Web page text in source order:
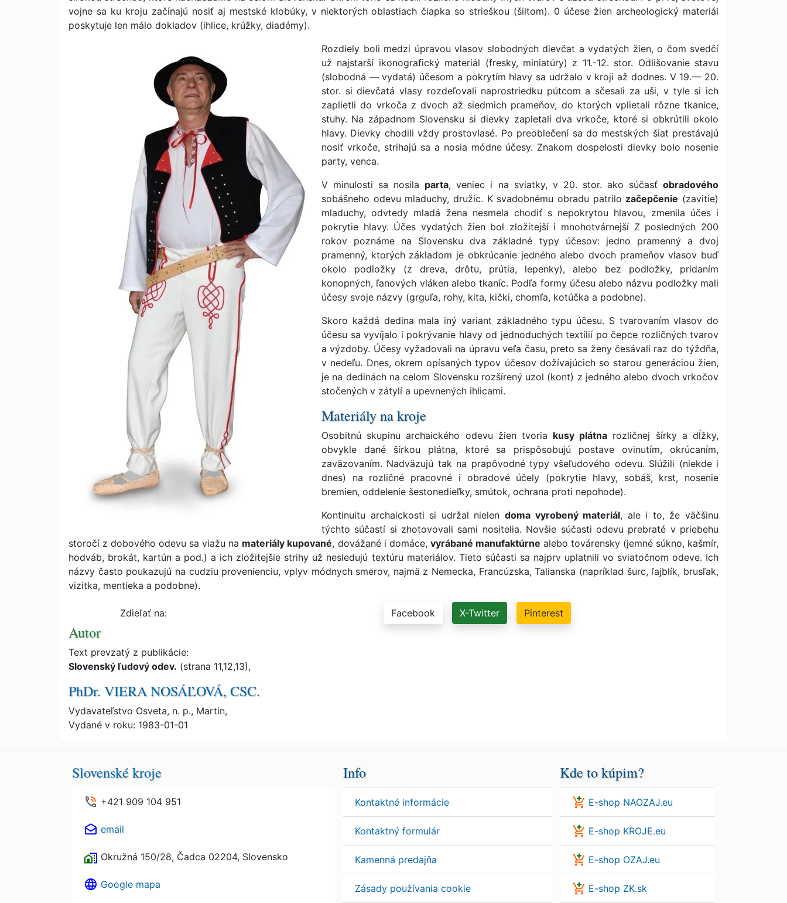
vojne sa ku kroju začínajú nosiť aj mestské klobúky, v niektorých oblastiach čiapka so strieškou (šiltom). 0 účese žien archeologický materiál
poskytuje len málo dokladov (ihlice, krúžky, diadémy).
Rozdiely boli medzi úpravou vlasov slobodných dievčat a vydatých žien, o čom svedčí
už najstarší ikonografický materiál (fresky, miniatúry) z 11.-12. stor. Odlišovanie stavu
(slobodná — vydatá) účesom a pokrytím hlavy sa udržalo v kroji až dodnes. V 19.— 20.
stor. si dievčatá vlasy rozdeľovali naprostriedku pútcom a sčesali za uši, v tyle si ich
zaplietli do vrkoča z dvoch až siedmich prameňov, do ktorých vplietali rôzne tkanice,
stuhy. Na západnom Slovensku si dievky zapletali dva vrkoče, ktoré si obkrútili okolo
hlavy. Dievky chodili vždy prostovlasé. Po preoblečení sa do mestských šiat prestávajú
nosiť vrkoče, strihajú sa a nosia módne účesy. Znakom dospelosti dievky bolo nosenie
party, venca.
V minulosti sa nosila parta, veniec i na sviatky, v 20. stor. ako súčasťobradového
sobášneho odevu mladuchy, družíc. K svadobnému obradu patrilo začepčenie (zavitie)
mladuchy, odvtedy mladá žena nesmela chodiť s nepokrytou hlavou, zmenila účes i
pokrytie hlavy. Účes vydatých žien bol zložitejší i mnohotvárnejší Z posledných 200
rokov poznáme na Slovensku dva základné typy účesov: jedno pramenný a dvoj
pramenný, ktorých základom je obkrúcanie jedného alebo dvoch prameňov vlasov buď
okolo podložky (z dreva, drôtu, prútia, lepenky), alebo bez podložky, pridaním
konopných, ľanových vláken alebo tkaníc. Podľa formy účesu alebo názvu podložky mali
účesy svoje názvy (grguľa, rohy, kita, kički, chomľa, kotúčka a podobne).
Skoro každá dedina mala iný variant základného typu účesu. S tvarovaním vlasov do
účesu sa vyvíjalo i pokrývanie hlavy od jednoduchých textílií po čepce rozličných tvarov
a výzdoby. Účesy vyžadovali na úpravu veľa času, preto sa ženy česávali raz do týždňa,
v nedeľu. Dnes, okrem opísaných typov účesov dožívajúcich so starou generáciou žien,
je na dedinách na celom Slovensku rozšírený uzol (kont) z jedného alebo dvoch vrkočov
stočených v zátylí a upevnených ihlicami.
Materiály na kroje
Osobitnú skupinu archaického odevu žien tvoria kusy plátna rozličnej šírky a dĺžky,
obvykle dané šírkou plátna, ktoré sa prispôsobujú postave ovinutím, okrúcaním,
zaväzovaním. Nadväzujú tak na prapôvodné typy všeľudového odevu. Slúžili (niekde i
dnes) na rozličné pracovné i obradové účely (pokrytie hlavy, sobáš, krst, nosenie
bremien, oddelenie šestonedieľky, smútok, ochrana proti nepohode).
Kontinuitu archaickosti si udržal nielen doma vyrobený materiál, ale i to, že väčšinu
týchto súčastí si zhotovovali sami nositelia. Novšie súčasti odevu prebraté v priebehu
storočí z dobového odevu sa viažu na materiály kupované, dovážané i domáce, vyrábané manufaktúrne alebo továrensky (jemné súkno, kašmír,
hodváb, brokát, kartún a pod.) a ich zložitejšie strihy už nesledujú textúru materiálov. Tieto súčasti sa najprv uplatnili vo sviatočnom odeve. Ich
názvy často poukazujú na cudziu provenienciu, vplyv módnych smerov, najmä z Nemecka, Francúzska, Talianska (napríklad šurc, ľajblík, brusľak,
vizitka, mentieka a podobne).
Zdieľať na: Facebook X-Twitter Pinterest
Autor
Text prevzatý z publikácie:
Slovenský ľudový odev. (strana 11,12,13),
PhDr. VIERA NOSÁĽOVÁ, CSC.
Vydavateľstvo Osveta, n. p., Martin,
Vydané v roku: 1983-01-01
Slovenské kroje
+421 909 104 951
email
Okružná 150/28, Čadca 02204, Slovensko
Google mapa
Info
Kontaktné informácie
Kontaktný formulár
Kamenná predajňa
Zásady používania cookie
Kde to kúpim?
E-shop NAOZAJ.eu
E-shop KROJE.eu
E-shop OZAJ.eu
E-shop ZK.sk